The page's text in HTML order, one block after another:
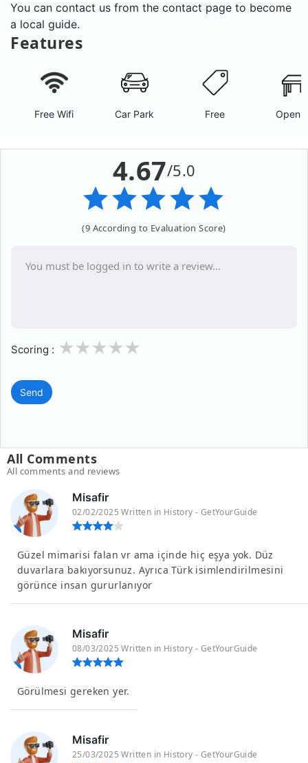
You can contact us from the contact page to become
a local guide.
Features
Free Wifi Car Park Free Open
4.67/5.0
(9 According to Evaluation Score)
Scoring : 3
2
1
Send
All Comments
All comments and reviews
Misafir
02/02/2025 Written in History - GetYourGuide
Güzel mimarisi falan vr ama içinde hiç eşya yok. Düz
duvarlara bakıyorsunuz. Ayrıca Türk isimlendirilmesini
görünce insan gururlanıyor
Misafir
08/03/2025 Written in History - GetYourGuide
Görülmesi gereken yer.
Misafir
25/03/2025 Written in History - GetYourGuide